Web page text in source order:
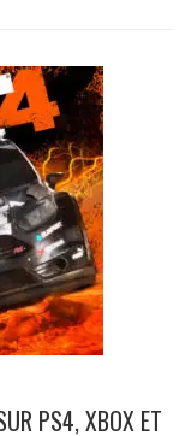
PS4, XBOX ET